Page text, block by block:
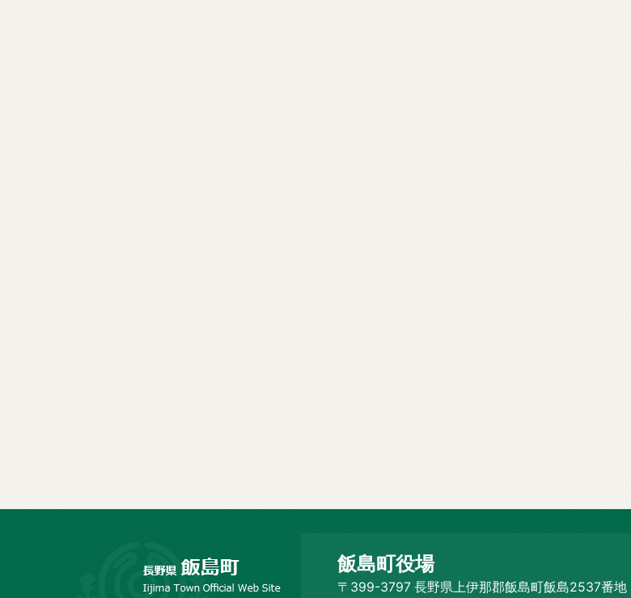
飯島町役場
〒399-3797 長野県上伊那郡飯島町飯島2537番地